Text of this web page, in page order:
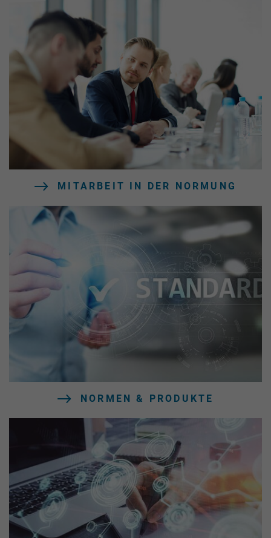
MITARBEIT IN DER NORMUNG
NORMEN & PRODUKTE